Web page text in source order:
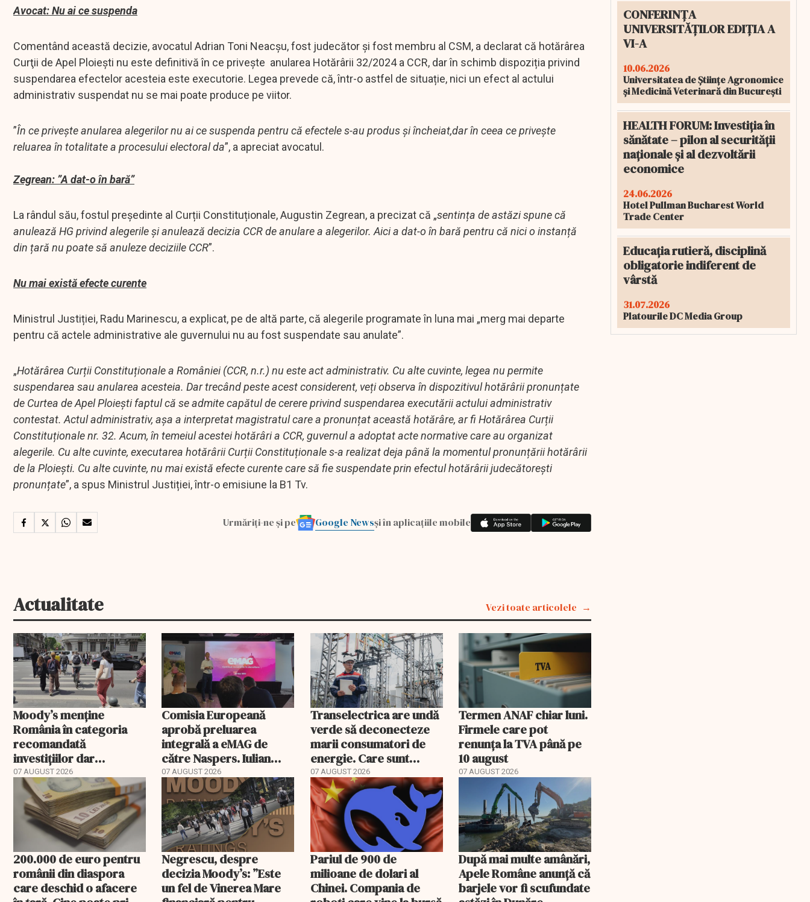
Avocat: Nu ai ce suspenda
Comentând această decizie, avocatul Adrian Toni Neacșu, fost judecător și fost membru al CSM, a declarat că hotărârea
Curţii de Apel Ploiești nu este definitivă în ce privește anularea Hotărârii 32/2024 a CCR, dar în schimb dispoziția privind
suspendarea efectelor acesteia este executorie. Legea prevede că, într-o astfel de situație, nici un efect al actului
administrativ suspendat nu se mai poate produce pe viitor.
”În ce privește anularea alegerilor nu ai ce suspenda pentru că efectele s-au produs și încheiat,dar în ceea ce privește
reluarea în totalitate a procesului electoral da”, a apreciat avocatul.
Zegrean: ”A dat-o în bară”
La rândul său, fostul președinte al Curții Constituționale, Augustin Zegrean, a precizat că „sentința de astăzi spune că
anulează HG privind alegerile și anulează decizia CCR de anulare a alegerilor. Aici a dat-o în bară pentru că nici o instanță
din țară nu poate să anuleze deciziile CCR”.
Nu mai există efecte curente
Ministrul Justiției, Radu Marinescu, a explicat, pe de altă parte, că alegerile programate în luna mai „merg mai departe
pentru că actele administrative ale guvernului nu au fost suspendate sau anulate”.
„Hotărârea Curții Constituționale a României (CCR, n.r.) nu este act administrativ. Cu alte cuvinte, legea nu permite
suspendarea sau anularea acesteia. Dar trecând peste acest considerent, veți observa în dispozitivul hotărârii pronunțate
de Curtea de Apel Ploiești faptul că se admite capătul de cerere privind suspendarea executării actului administrativ
contestat. Actul administrativ, așa a interpretat magistratul care a pronunțat această hotărâre, ar fi Hotărârea Curții
Constituționale nr. 32. Acum, în temeiul acestei hotărâri a CCR, guvernul a adoptat acte normative care au organizat
alegerile. Cu alte cuvinte, executarea hotărârii Curții Constituționale s-a realizat deja până la momentul pronunțării hotărârii
de la Ploiești. Cu alte cuvinte, nu mai există efecte curente care să fie suspendate prin efectul hotărârii judecătorești
pronunțate”, a spus Ministrul Justiției, într-o emisiune la B1 Tv.
Urmăriți-ne și pe Google Newsși în aplicațiile mobile
Actualitate Vezi toate articolele
Moody’s menține
România în categoria
recomandată
investițiilor dar
transmite un
avertisment
07 AUGUST 2026
Comisia Europeană
aprobă preluarea
integrală a eMAG de
către Naspers. Iulian
Stanciu iese din
acționariat
07 AUGUST 2026
Transelectrica are undă
verde să deconecteze
marii consumatori de
energie. Care sunt
condițiile
07 AUGUST 2026
Termen ANAF chiar luni.
Firmele care pot
renunța la TVA până pe
10 august
07 AUGUST 2026
200.000 de euro pentru
românii din diaspora
care deschid o afacere
Negrescu, despre
decizia Moody’s: ”Este
un fel de Vinerea Mare
Pariul de 900 de
milioane de dolari al
Chinei. Compania de
După mai multe amânări,
Apele Române anunță că
barjele vor fi scufundate
CONFERINȚA
UNIVERSITĂȚILOR EDIȚIA A
VI-A
10.06.2026
Universitatea de Științe Agronomice
și Medicină Veterinară din București
HEALTH FORUM: Investiția în
sănătate – pilon al securității
naționale și al dezvoltării
economice
24.06.2026
Hotel Pullman Bucharest World
Trade Center
Educația rutieră, disciplină
obligatorie indiferent de
vârstă
31.07.2026
Platourile DC Media Group